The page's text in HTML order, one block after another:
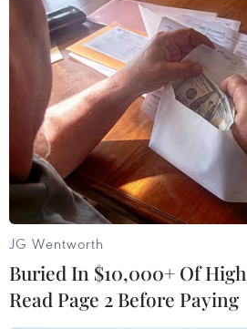
Xử lý hành vi
bạch thị trường chứng
30/03/2022 10:38
Sau vụ việc ông Trịnh Văn Quyết
cho rằng việc xử lý nghiêm vi
chứng khoán là cách giúp thị
thêm niềm tin cho nhà đầu tư.
JG Wentworth
Buried In $10,000+ Of
Read Page 2 Before Paying